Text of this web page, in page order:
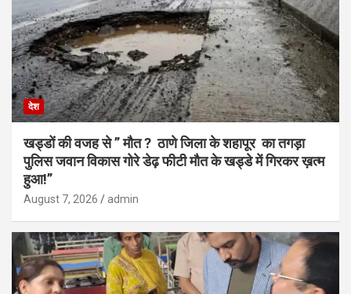
देश
खड्डों की वजह से ” मौत ? ठाणे जिला के शहापूर का तगड़ा
पुलिस जवान विकास गोरे डेढ़ फीटी मौत के खड्डे में गिरकर ख़त्म
हुआ!”
August 7, 2026 admin